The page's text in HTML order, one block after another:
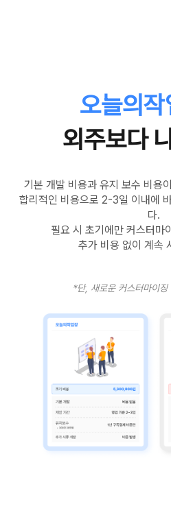
오늘의
외주보다
기본 개발 비용과 유지 보수 비용
합리적인 비용으로 2-3일 이내에
다.
필요 시 초기에만 커스터마
추가 비용 없이 계속
*단, 새로운 커스터마이징